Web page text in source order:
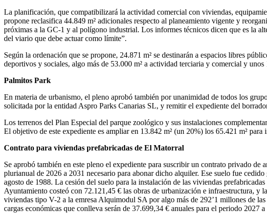
La planificación, que compatibilizará la actividad comercial con viviendas,
propone reclasifica 44.849 m² adicionales respecto al planeamiento vigente y
próximas a la GC-1 y al polígono industrial. Los informes técnicos dicen que es la
del viario que debe actuar como límite”.
Según la ordenación que se propone, 24.871 m² se destinarán a espacios libres
deportivos y sociales, algo más de 53.000 m² a actividad terciaria y comercial y unos
Palmitos Park
En materia de urbanismo, el pleno aprobó también por unanimidad de todos los
solicitada por la entidad Aspro Parks Canarias SL, y remitir el expediente del
Los terrenos del Plan Especial del parque zoológico y sus instalaciones
El objetivo de este expediente es ampliar en 13.842 m² (un 20%) los 65.421 m²
Contrato para viviendas prefabricadas de El Matorral
Se aprobó también en este pleno el expediente para suscribir un contrato privado
plurianual de 2026 a 2031 necesario para abonar dicho alquiler. Ese suelo fue
agosto de 1988. La cesión del suelo para la instalación de las viviendas
Ayuntamiento costeó con 72.121,45 € las obras de urbanización e infraestructura,
viviendas tipo V-2 a la emresa Alquimodul SA por algo más de 292’1 millones de
cargas económicas que conlleva serán de 37.699,34 € anuales para el periodo 2027